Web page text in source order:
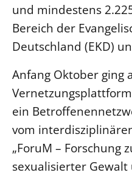
und mindestens
Bereich der
Deutschland (EKD)
Anfang Oktober ging
ein
vom
„ForuM – Forschung
sexualisierter